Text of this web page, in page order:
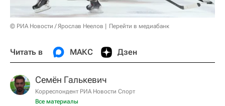
© РИА Новости / Ярослав Неелов Перейти в медиабанк
Читать в МАКС Дзен
Семён Галькевич
Корреспондент РИА Новости Спорт
Все материалы